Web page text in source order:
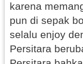
karena
pun di sepak
selalu enjoy
Persitara